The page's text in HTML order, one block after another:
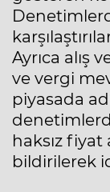
Ayrıca alış
ve vergi
piyasada
haksız
bildirilerek